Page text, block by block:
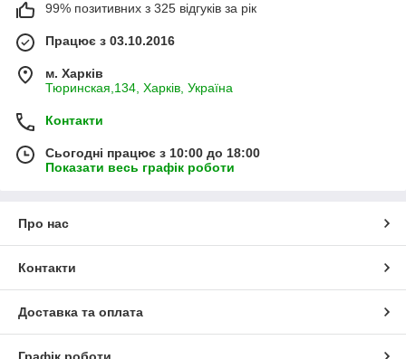
99% позитивних з 325 відгуків за рік
Працює з 03.10.2016
м. Харків
Тюринская,134, Харків, Україна
Контакти
Сьогодні працює з 10:00 до 18:00
Показати весь графік роботи
Про нас
Контакти
Доставка та оплата